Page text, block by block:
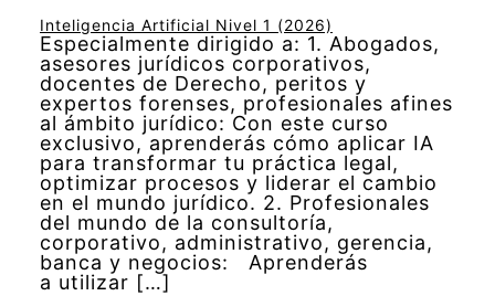
Inteligencia Artificial Nivel 1 (2026)
Especialmente dirigido a: 1. Abogados,
asesores jurídicos corporativos,
docentes de Derecho, peritos y
expertos forenses, profesionales afines
al ámbito jurídico: Con este curso
exclusivo, aprenderás cómo aplicar IA
para transformar tu práctica legal,
optimizar procesos y liderar el cambio
en el mundo jurídico. 2. Profesionales
del mundo de la consultoría,
corporativo, administrativo, gerencia,
banca y negocios: Aprenderás
a utilizar […]